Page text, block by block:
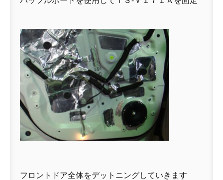
フロントドア全体をデットニングしていきます